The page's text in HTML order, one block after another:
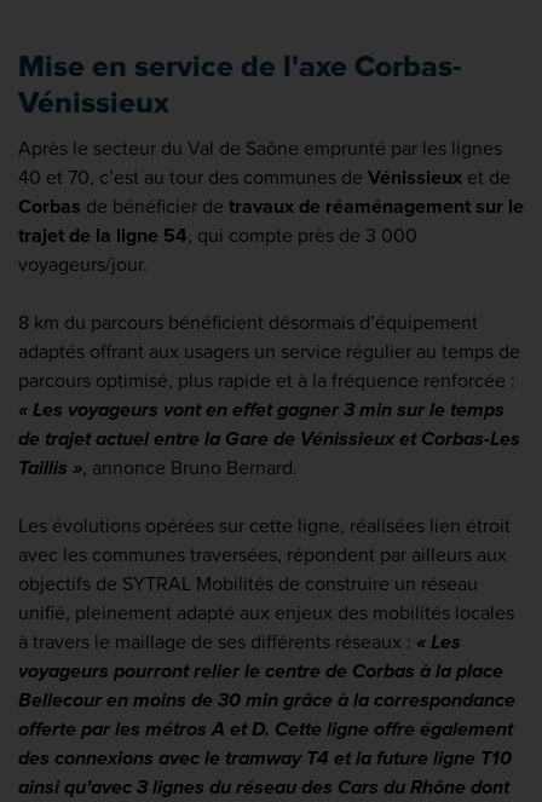
Mise en service de l'axe Corbas-
Vénissieux
Après le secteur du Val de Saône emprunté par les lignes
40 et 70, c’est au tour des communes de Vénissieux et de
Corbas de bénéficier de travaux de réaménagement sur le
trajet de la ligne 54, qui compte près de 3 000
voyageurs/jour.
8 km du parcours bénéficient désormais d’équipement
adaptés offrant aux usagers un service régulier au temps de
parcours optimisé, plus rapide et à la fréquence renforcée :
« Les voyageurs vont en effet gagner 3 min sur le temps
de trajet actuel entre la Gare de Vénissieux et Corbas-Les
Taillis », annonce Bruno Bernard.
Les évolutions opérées sur cette ligne, réalisées lien étroit
avec les communes traversées, répondent par ailleurs aux
objectifs de SYTRAL Mobilités de construire un réseau
unifié, pleinement adapté aux enjeux des mobilités locales
à travers le maillage de ses différents réseaux : « Les
voyageurs pourront relier le centre de Corbas à la place
Bellecour en moins de 30 min grâce à la correspondance
offerte par les métros A et D. Cette ligne offre également
des connexions avec le tramway T4 et la future ligne T10
ainsi qu’avec 3 lignes du réseau des Cars du Rhône dont